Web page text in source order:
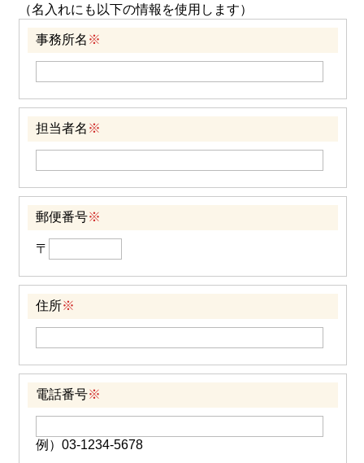
（名入れにも以下の情報を使用します）
事務所名 ※
担当者名 ※
郵便番号※
〒
住所※
電話番号※
例）03-1234-5678